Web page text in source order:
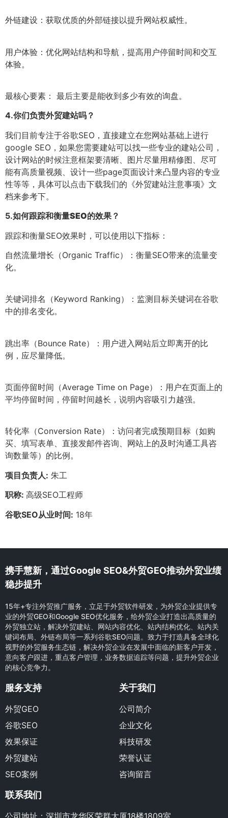
外链建设：获取优质的外部链接以提升网站权威性。
用户体验：优化网站结构和导航，提高用户停留时间和交互
体验。
最核心要素： 最后主要是能收到多少有效的询盘。
4.你们负责外贸建站吗？
我们目前专注于谷歌SEO，直接建立在您网站基础上进行
google SEO，如果您需要建站可以找一些专业的建站公司，
设计网站的时候注意框架要清晰、图片尽量用精修图、尽可
能有高质量视频、设计一些page页面设计来凸显内容的专业
性等等，具体可以点击下载我们的《外贸建站注意事项》文
档来参考下。
5.如何跟踪和衡量SEO的效果？
跟踪和衡量SEO效果时，可以使用以下指标：
自然流量增长（Organic Traffic）：衡量SEO带来的流量变
化。
关键词排名（Keyword Ranking）：监测目标关键词在谷歌
中的排名变化。
跳出率（Bounce Rate）：用户进入网站后立即离开的比
例，应尽量降低。
页面停留时间（Average Time on Page）：用户在页面上的
平均停留时间，停留时间越长，说明内容吸引力越强。
转化率（Conversion Rate）：访问者完成预期目标（如购
买、填写表单、直接发邮件咨询、网站上的及时沟通工具咨
询数量等）的比例。
项目负责人: 朱工
职称: 高级SEO工程师
谷歌SEO从业时间: 18年
携手慧新，通过Google SEO&外贸GEO推动外贸业绩
稳步提升
15年+专注外贸推广服务，立足于外贸软件研发，为外贸企业提供专
业的外贸GEO和Google SEO优化服务，给外贸企业打造出高质量的
外贸独立站，解决外贸建站、网站内容优化、站内结构优化、站内关
键词布局、外链布局等一系列谷歌SEO问题。致力于打造具备全球化
视野的外贸服务生态链，解决外贸企业在发展中面临的新客户开发，
意向客户跟进，重点客户管理，业务数据追踪等问题，提升外贸企业
的核心竞争力。
服务支持
外贸GEO
谷歌SEO
效果保证
外贸建站
SEO案例
关于我们
公司简介
企业文化
科技研发
荣誉认证
咨询留言
联系我们